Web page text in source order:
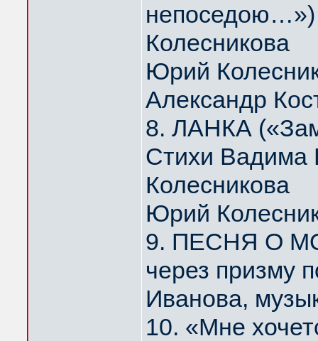
Колесникова
Юрий
Александр
8. ЛАНКА
Стихи Вадима
Колесникова
Юрий
9. ПЕСНЯ О
через призму
Иванова,
10. «Мне